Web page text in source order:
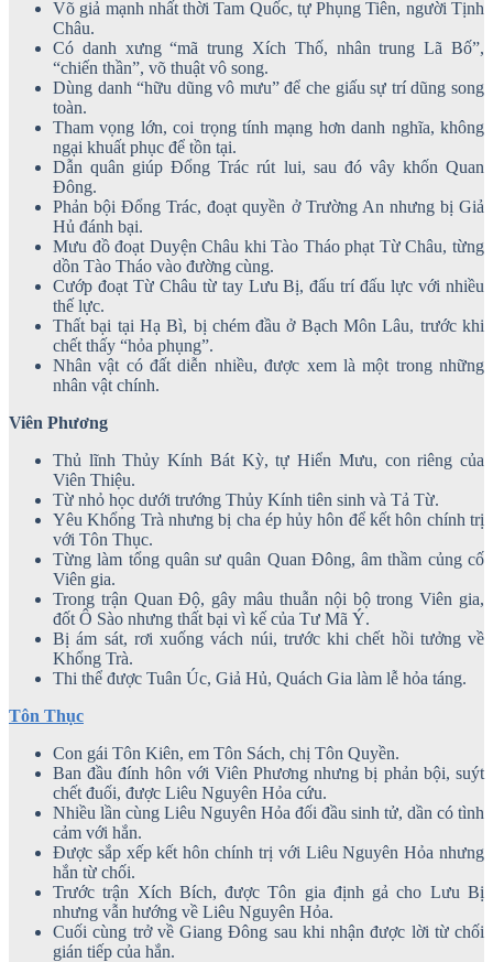
Võ giả mạnh nhất thời Tam Quốc, tự Phụng Tiên, người Tịnh
Châu.
Có danh xưng “mã trung Xích Thố, nhân trung Lã Bố”,
“chiến thần”, võ thuật vô song.
Dùng danh “hữu dũng vô mưu” để che giấu sự trí dũng song
toàn.
Tham vọng lớn, coi trọng tính mạng hơn danh nghĩa, không
ngại khuất phục để tồn tại.
Dẫn quân giúp Đổng Trác rút lui, sau đó vây khốn Quan
Đông.
Phản bội Đổng Trác, đoạt quyền ở Trường An nhưng bị Giả
Hủ đánh bại.
Mưu đồ đoạt Duyện Châu khi Tào Tháo phạt Từ Châu, từng
dồn Tào Tháo vào đường cùng.
Cướp đoạt Từ Châu từ tay Lưu Bị, đấu trí đấu lực với nhiều
thế lực.
Thất bại tại Hạ Bì, bị chém đầu ở Bạch Môn Lâu, trước khi
chết thấy “hỏa phụng”.
Nhân vật có đất diễn nhiều, được xem là một trong những
nhân vật chính.
Viên Phương
Thủ lĩnh Thủy Kính Bát Kỳ, tự Hiển Mưu, con riêng của
Viên Thiệu.
Từ nhỏ học dưới trướng Thủy Kính tiên sinh và Tả Từ.
Yêu Khổng Trà nhưng bị cha ép hủy hôn để kết hôn chính trị
với Tôn Thục.
Từng làm tổng quân sư quân Quan Đông, âm thầm củng cố
Viên gia.
Trong trận Quan Độ, gây mâu thuẫn nội bộ trong Viên gia,
đốt Ô Sào nhưng thất bại vì kế của Tư Mã Ý.
Bị ám sát, rơi xuống vách núi, trước khi chết hồi tưởng về
Khổng Trà.
Thi thể được Tuân Úc, Giả Hủ, Quách Gia làm lễ hỏa táng.
Tôn Thục
Con gái Tôn Kiên, em Tôn Sách, chị Tôn Quyền.
Ban đầu đính hôn với Viên Phương nhưng bị phản bội, suýt
chết đuối, được Liêu Nguyên Hỏa cứu.
Nhiều lần cùng Liêu Nguyên Hỏa đối đầu sinh tử, dần có tình
cảm với hắn.
Được sắp xếp kết hôn chính trị với Liêu Nguyên Hỏa nhưng
hắn từ chối.
Trước trận Xích Bích, được Tôn gia định gả cho Lưu Bị
nhưng vẫn hướng về Liêu Nguyên Hỏa.
Cuối cùng trở về Giang Đông sau khi nhận được lời từ chối
gián tiếp của hắn.